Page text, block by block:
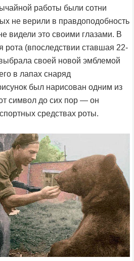
работы были сотни
не верили в правдоподобность
видели это своими глазами. В
рота (впоследствии ставшая 22-
своей новой эмблемой
в лапах снаряд
был нарисован одним из
символ до сих пор — он
средствах роты.